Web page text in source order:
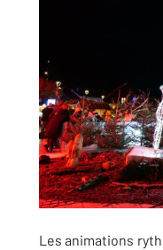
Les animations